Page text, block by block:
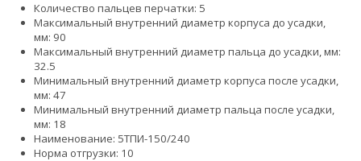
Количество пальцев перчатки: 5
Максимальный внутренний диаметр корпуса до усадки,
мм: 90
Максимальный внутренний диаметр пальца до усадки, мм:
32.5
Минимальный внутренний диаметр корпуса после усадки,
мм: 47
Минимальный внутренний диаметр пальца после усадки,
мм: 18
Наименование: 5ТПИ-150/240
Норма отгрузки: 10